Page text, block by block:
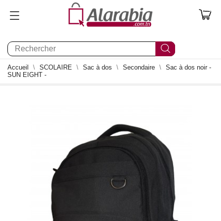
0
Accueil SCOLAIRE Sac à dos Secondaire
Sac à dos noir -
SUN EIGHT -